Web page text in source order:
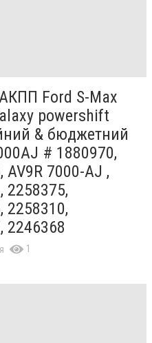
Ford S-Max
powershift
& бюджетний
# 1880970,
AV9R 7000-AJ ,
2258375,
2258310,
2246368
1